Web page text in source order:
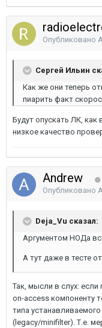
Опубликовано
Сергей Ильин
Как же они теперь
пиарить факт
Будут опускать ЛК, как
низкое качество
Andrew
Опубликовано
Deja_Vu сказал:
Аргументом НОДа
А тут даже в тесте
Так, мысли в слух:
on-access компоненту
типа
(legacy/minifilter). Т.е.